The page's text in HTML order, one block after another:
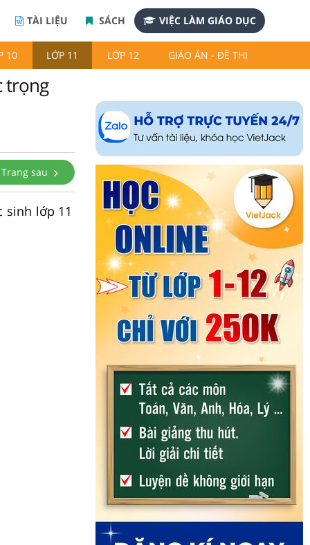
TÀI LIỆU SÁCH VIỆC LÀM GIÁO DỤC
10 LỚP 11 LỚP 12 GIÁO ÁN - ĐỀ THI
trọng
Trang sau
sinh lớp 11